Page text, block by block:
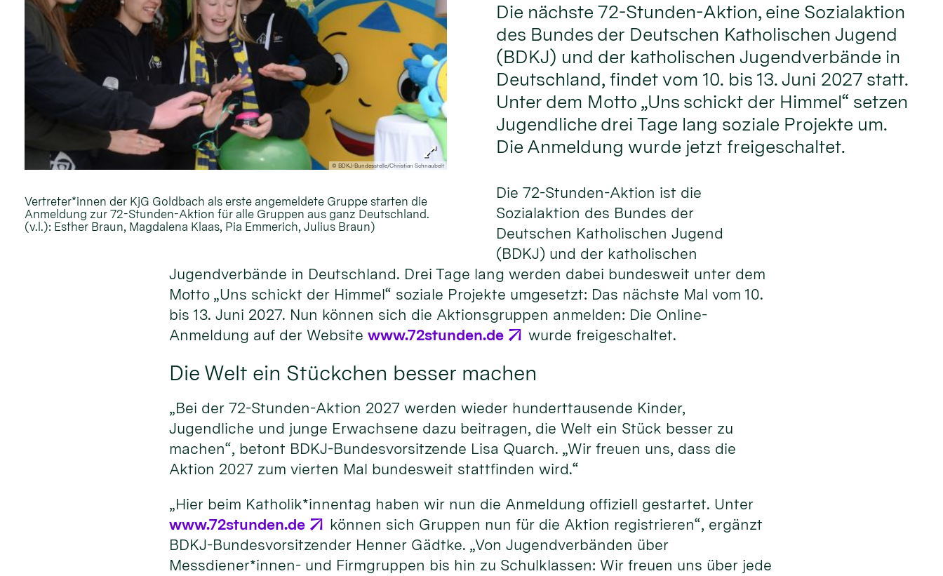
© BDKJ-Bundesstelle/Christian Schnaubelt
Vertreter*innen der KjG Goldbach als erste angemeldete Gruppe starten die
Anmeldung zur 72-Stunden-Aktion für alle Gruppen aus ganz Deutschland.
(v.l.): Esther Braun, Magdalena Klaas, Pia Emmerich, Julius Braun)
Die nächste 72-Stunden-Aktion, eine Sozialaktion
des Bundes der Deutschen Katholischen Jugend
(BDKJ) und der katholischen Jugendverbände in
Deutschland, findet vom 10. bis 13. Juni 2027 statt.
Unter dem Motto „Uns schickt der Himmel“ setzen
Jugendliche drei Tage lang soziale Projekte um.
Die Anmeldung wurde jetzt freigeschaltet.
Die 72-Stunden-Aktion ist die
Sozialaktion des Bundes der
Deutschen Katholischen Jugend
(BDKJ) und der katholischen
Jugendverbände in Deutschland. Drei Tage lang werden dabei bundesweit unter dem
Motto „Uns schickt der Himmel“ soziale Projekte umgesetzt: Das nächste Mal vom 10.
bis 13. Juni 2027. Nun können sich die Aktionsgruppen anmelden: Die Online-
Anmeldung auf der Websitewww.72stunden.de wurde freigeschaltet.
Die Welt ein Stückchen besser machen
„Bei der 72-Stunden-Aktion 2027 werden wieder hunderttausende Kinder,
Jugendliche und junge Erwachsene dazu beitragen, die Welt ein Stück besser zu
machen“, betont BDKJ-Bundesvorsitzende Lisa Quarch. „Wir freuen uns, dass die
Aktion 2027 zum vierten Mal bundesweit stattfinden wird.“
„Hier beim Katholik*innentag haben wir nun die Anmeldung offiziell gestartet. Unter
www.72stunden.de
können sich Gruppen nun für die Aktion registrieren“, ergänzt
BDKJ-Bundesvorsitzender Henner Gädtke. „Von Jugendverbänden über
Messdiener*innen- und Firmgruppen bis hin zu Schulklassen: Wir freuen uns über jede